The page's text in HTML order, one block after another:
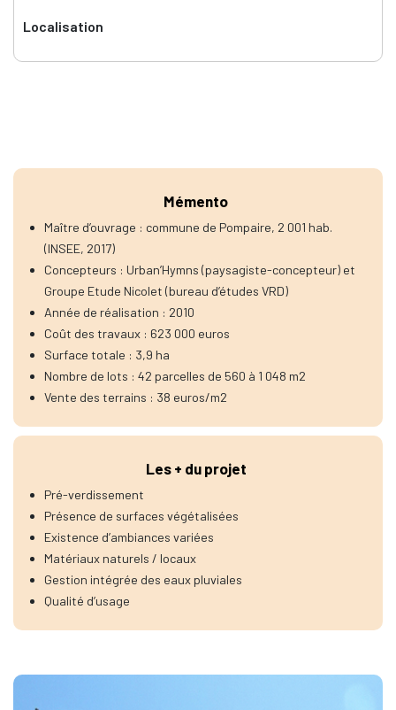
Localisation
Mémento
Maître d’ouvrage : commune de Pompaire, 2 001 hab.
(INSEE, 2017)
Concepteurs : Urban’Hymns (paysagiste-concepteur) et
Groupe Etude Nicolet (bureau d’études VRD)
Année de réalisation : 2010
Coût des travaux : 623 000 euros
Surface totale : 3,9 ha
Nombre de lots : 42 parcelles de 560 à 1 048 m2
Vente des terrains : 38 euros/m2
Les + du projet
Pré-verdissement
Présence de surfaces végétalisées
Existence d’ambiances variées
Matériaux naturels / locaux
Gestion intégrée des eaux pluviales
Qualité d’usage